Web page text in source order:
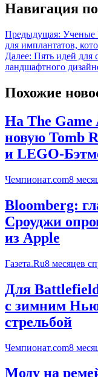
Навигация
Предыдущая: Ученые
для имплантатов,
Далее: Пять идей для
ландшафтного
Похожие
На The Game
новую Tomb
и LEGO-
Чемпионат.com8
Bloomberg:
Сроуджи
из Apple
Газета.Ru8 месяцев
Для
с зимним
стрельбой
Чемпионат.com8
Моду на